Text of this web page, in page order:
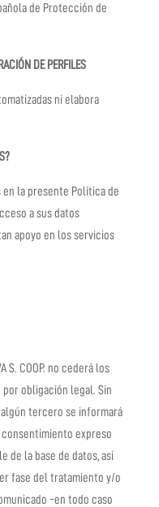
de Protección de
DE PERFILES
ni elabora
en la presente Política de
a sus datos
apoyo en los servicios
S. COOP. no cederá los
obligación legal. Sin
tercero se informará
expreso
de la base de datos, así
fase del tratamiento y/o
-en todo caso